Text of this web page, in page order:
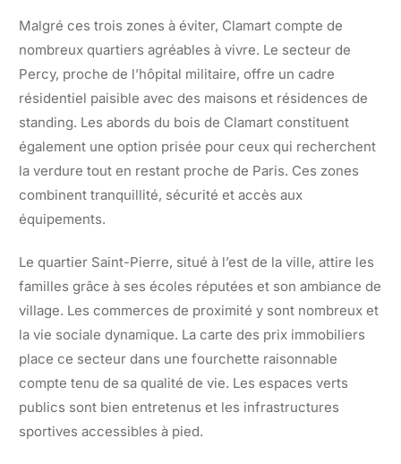
Malgré ces trois zones à éviter, Clamart compte de
nombreux quartiers agréables à vivre. Le secteur de
Percy, proche de l’hôpital militaire, offre un cadre
résidentiel paisible avec des maisons et résidences de
standing. Les abords du bois de Clamart constituent
également une option prisée pour ceux qui recherchent
la verdure tout en restant proche de Paris. Ces zones
combinent tranquillité, sécurité et accès aux
équipements.
Le quartier Saint-Pierre, situé à l’est de la ville, attire les
familles grâce à ses écoles réputées et son ambiance de
village. Les commerces de proximité y sont nombreux et
la vie sociale dynamique. La carte des prix immobiliers
place ce secteur dans une fourchette raisonnable
compte tenu de sa qualité de vie. Les espaces verts
publics sont bien entretenus et les infrastructures
sportives accessibles à pied.